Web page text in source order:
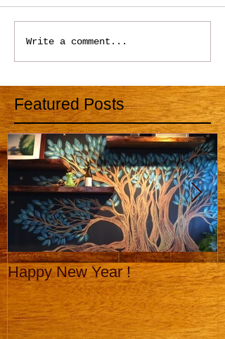
Write a comment...
Featured Posts
Happy New Year !